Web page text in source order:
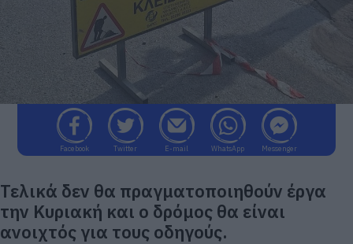
Facebook Twitter E-mail WhatsApp Messenger
Τελικά δεν θα πραγματοποιηθούν έργα
την Κυριακή και ο δρόμος θα είναι
ανοιχτός για τους οδηγούς.